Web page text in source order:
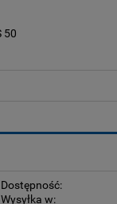
50
Dostępność:
Wysyłka w: